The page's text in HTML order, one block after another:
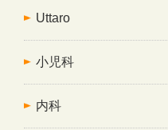
Uttaro
小児科
内科